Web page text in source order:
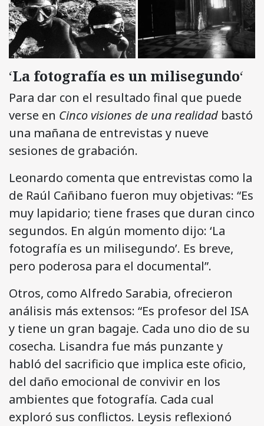
‘La fotografía es un milisegundo‘
Para dar con el resultado final que puede
verse en Cinco visiones de una realidad bastó
una mañana de entrevistas y nueve
sesiones de grabación.
Leonardo comenta que entrevistas como la
de Raúl Cañibano fueron muy objetivas: “Es
muy lapidario; tiene frases que duran cinco
segundos. En algún momento dijo: ‘La
fotografía es un milisegundo’. Es breve,
pero poderosa para el documental”.
Otros, como Alfredo Sarabia, ofrecieron
análisis más extensos: “Es profesor del ISA
y tiene un gran bagaje. Cada uno dio de su
cosecha. Lisandra fue más punzante y
habló del sacrificio que implica este oficio,
del daño emocional de convivir en los
ambientes que fotografía. Cada cual
exploró sus conflictos. Leysis reflexionó